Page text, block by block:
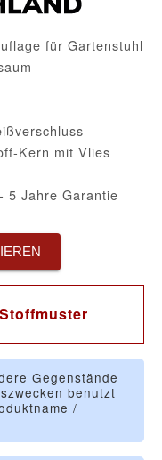
für Gartenstuhl
Kern mit Vlies
5 Jahre Garantie
Gegenstände
benutzt
/